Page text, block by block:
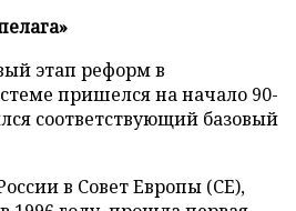
этап реформ в
пришелся на начало 90-
соответствующий базовый
в Совет Европы (СЕ),